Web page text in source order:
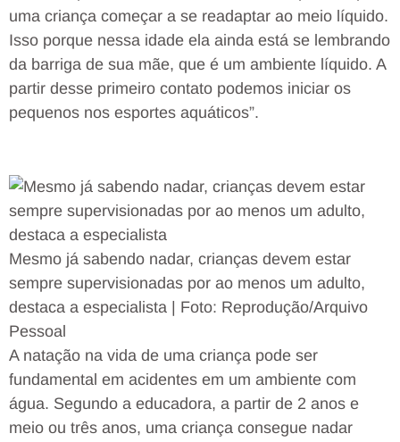
uma criança começar a se readaptar ao meio líquido.
Isso porque nessa idade ela ainda está se lembrando
da barriga de sua mãe, que é um ambiente líquido. A
partir desse primeiro contato podemos iniciar os
pequenos nos esportes aquáticos”.
Mesmo já sabendo nadar, crianças devem estar
sempre supervisionadas por ao menos um adulto,
destaca a especialista | Foto: Reprodução/Arquivo
Pessoal
A natação na vida de uma criança pode ser
fundamental em acidentes em um ambiente com
água. Segundo a educadora, a partir de 2 anos e
meio ou três anos, uma criança consegue nadar